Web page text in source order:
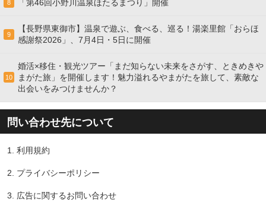
8 「第46回小野川温泉ほたるまつり」開催
9
【長野県東御市】温泉で遊ぶ、食べる、巡る！湯楽里館「おらほ
感謝祭2026」、7月4日・5日に開催
10
婚活×移住・観光ツアー「まだ知らない未来をさがす、ときめきや
まがた旅」を開催します！魅力溢れるやまがたを旅して、素敵な
出会いをみつけませんか？
問い合わせ先について
1. 利用規約
2. プライバシーポリシー
3. 広告に関するお問い合わせ